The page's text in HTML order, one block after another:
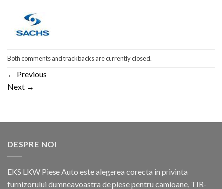
Both comments and trackbacks are currently closed.
← Previous
Next →
DESPRE NOI
EKS LKW Piese Auto este alegerea corecta in privinta
furnizorului dumneavoastra de piese pentru camioane, TIR-